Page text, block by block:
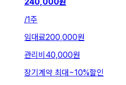
/1주
임대료200,000원
관리비 40,000원
장기계약 최대~10%할인